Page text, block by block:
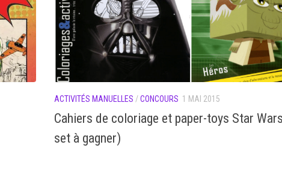
ACTIVITÉS MANUELLES /CONCOURS 1 MAI 2015
Cahiers de coloriage et paper-toys Star
set à gagner)